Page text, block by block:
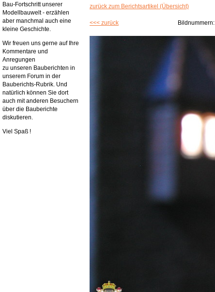
Bau-Fortschritt unserer
Modellbauwelt - erzählen
aber manchmal auch eine
kleine Geschichte.
Wir freuen uns gerne auf Ihre
Kommentare und
Anregungen
zu unseren Bauberichten in
unserem Forum in der
Bauberichts-Rubrik. Und
natürlich können Sie dort
auch mit anderen Besuchern
über die Bauberichte
diskutieren.
Viel Spaß !
zurück zum Berichtsartikel (Übersicht)
<<< zurück Bildnummern: